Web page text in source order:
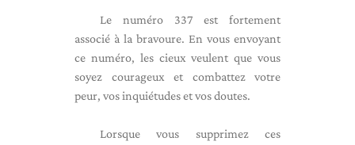
Le numéro 337 est fortement
associé à la bravoure. En vous envoyant
ce numéro, les cieux veulent que vous
soyez courageux et combattez votre
peur, vos inquiétudes et vos doutes.
Lorsque vous supprimez ces